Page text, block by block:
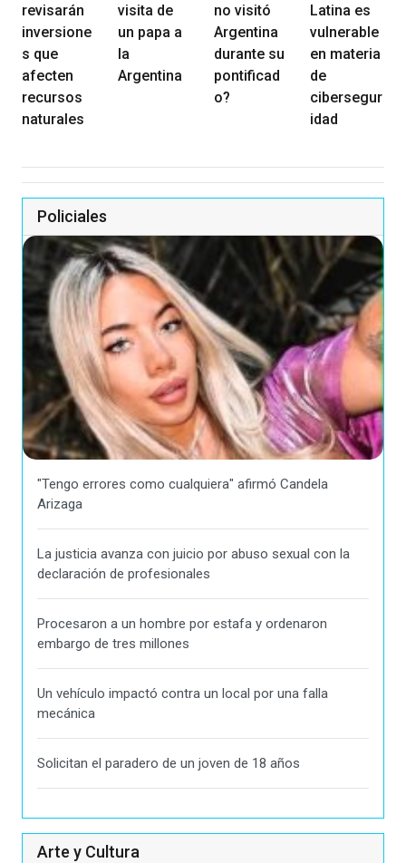
revisarán
inversione
s que
afecten
recursos
naturales
visita de
un papa a
la
Argentina
no visitó
Argentina
durante su
pontificad
o?
Latina es
vulnerable
en materia
de
cibersegur
idad
Policiales
"Tengo errores como cualquiera" afirmó Candela
Arizaga
La justicia avanza con juicio por abuso sexual con la
declaración de profesionales
Procesaron a un hombre por estafa y ordenaron
embargo de tres millones
Un vehículo impactó contra un local por una falla
mecánica
Solicitan el paradero de un joven de 18 años
Arte y Cultura